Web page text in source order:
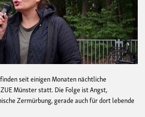
seit einigen Monaten nächtliche
Münster statt. Die Folge ist Angst,
Zermürbung, gerade auch für dort lebende